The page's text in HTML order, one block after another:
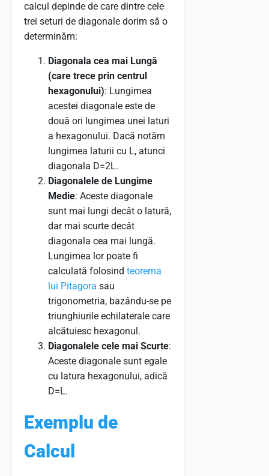
calcul depinde de care dintre cele
trei seturi de diagonale dorim să o
determinăm:
Diagonala cea mai Lungă
(care trece prin centrul
hexagonului): Lungimea
acestei diagonale este de
două ori lungimea unei laturi
a hexagonului. Dacă notăm
lungimea laturii cu L, atunci
diagonala D=2L.
Diagonalele de Lungime
Medie: Aceste diagonale
sunt mai lungi decât o latură,
dar mai scurte decât
diagonala cea mai lungă.
Lungimea lor poate fi
calculată folosind teorema
lui Pitagora sau
trigonometria, bazându-se pe
triunghiurile echilaterale care
alcătuiesc hexagonul.
Diagonalele cele mai Scurte:
Aceste diagonale sunt egale
cu latura hexagonului, adică
D=L.
Exemplu de
Calcul